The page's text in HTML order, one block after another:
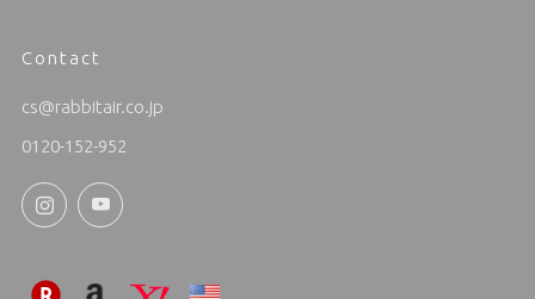
Contact
cs@rabbitair.co.jp
0120-152-952
InstagramYouTube